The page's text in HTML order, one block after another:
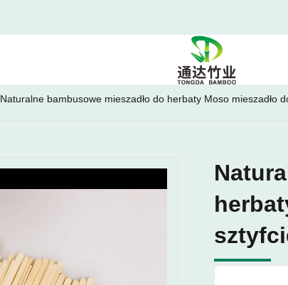
Naturalne bambusowe mieszadło do herbaty Moso mieszadło